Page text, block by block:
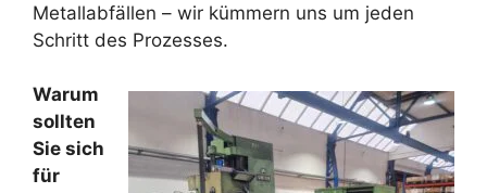
Metallabfällen – wir kümmern uns um jeden
Schritt des Prozesses.
Warum
sollten
Sie sich
für